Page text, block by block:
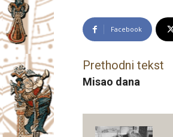
Facebook
Prethodni tekst
Misao dana